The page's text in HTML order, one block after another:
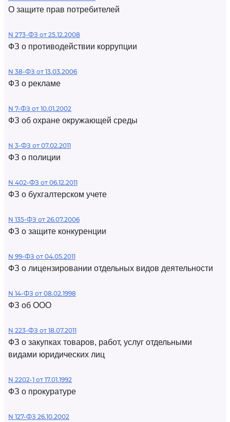
О защите прав потребителей
N 273-ФЗ от 25.12.2008
ФЗ о противодействии коррупции
N 38-ФЗ от 13.03.2006
ФЗ о рекламе
N 7-ФЗ от 10.01.2002
ФЗ об охране окружающей среды
N 3-ФЗ от 07.02.2011
ФЗ о полиции
N 402-ФЗ от 06.12.2011
ФЗ о бухгалтерском учете
N 135-ФЗ от 26.07.2006
ФЗ о защите конкуренции
N 99-ФЗ от 04.05.2011
ФЗ о лицензировании отдельных видов деятельности
N 14-ФЗ от 08.02.1998
ФЗ об ООО
N 223-ФЗ от 18.07.2011
ФЗ о закупках товаров, работ, услуг отдельными
видами юридических лиц
N 2202-1 от 17.01.1992
ФЗ о прокуратуре
N 127-ФЗ 26.10.2002